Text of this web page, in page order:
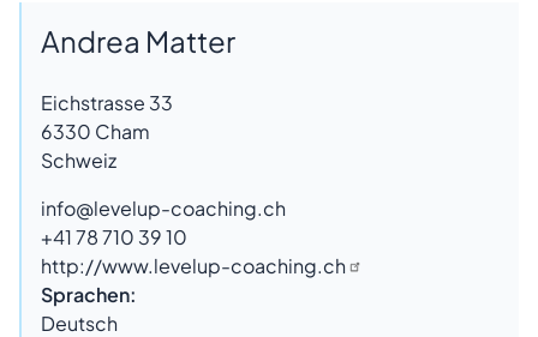
Andrea Matter
Eichstrasse 33
6330 Cham
Schweiz
info@levelup-coaching.ch
+41 78 710 39 10
http://www.levelup-coaching.ch
Sprachen:
Deutsch